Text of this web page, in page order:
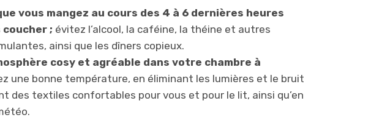
vous mangez au cours des 4 à 6 dernières heures
; évitez l’alcool, la caféine, la théine et autres
ainsi que les dîners copieux.
cosy et agréable dans votre chambre à
une bonne température, en éliminant les lumières et le bruit
des textiles confortables pour vous et pour le lit, ainsi qu’en